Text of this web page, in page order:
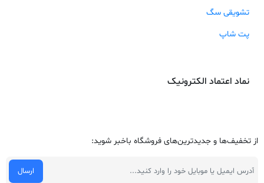
تشویقی سگ
پت شاپ
نماد اعتماد الکترونیک
از تخفیف‌ها و جدیدترین‌های فروشگاه باخبر شوید: